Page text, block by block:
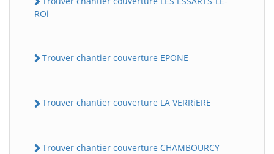
ROi
Trouver chantier couverture EPONE
Trouver chantier couverture LA VERRiERE
Trouver chantier couverture CHAMBOURCY